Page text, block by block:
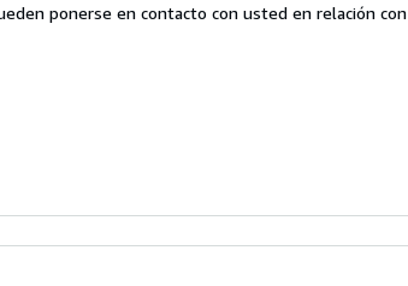
ponerse en contacto con usted en relación con